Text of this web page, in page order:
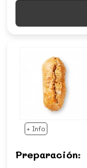
+ Info
Preparación: